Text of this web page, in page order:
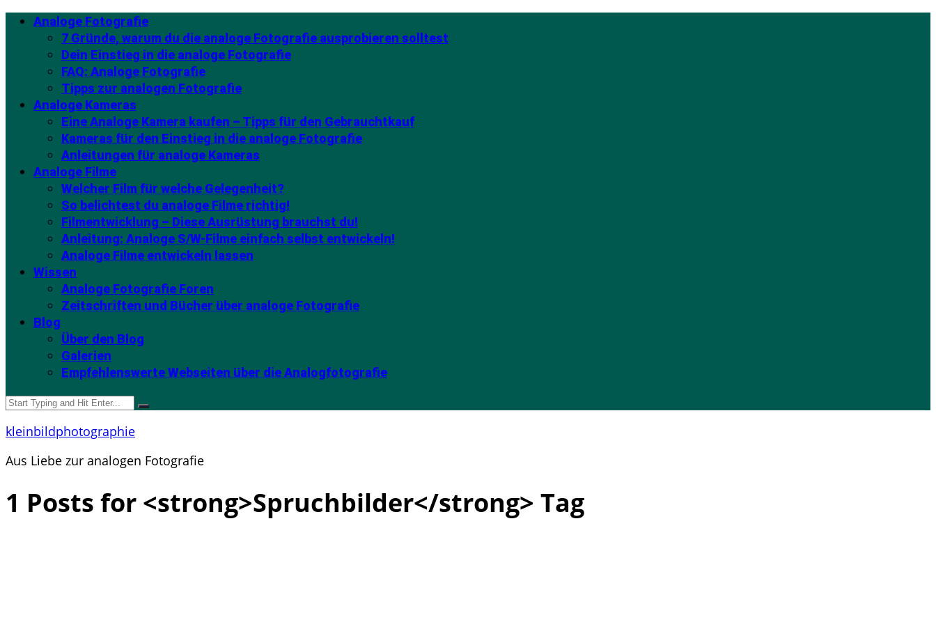
Analoge Fotografie
7 Gründe, warum du die analoge Fotografie ausprobieren solltest
Dein Einstieg in die analoge Fotografie
FAQ: Analoge Fotografie
Tipps zur analogen Fotografie
Analoge Kameras
Eine Analoge Kamera kaufen – Tipps für den Gebrauchtkauf
Kameras für den Einstieg in die analoge Fotografie
Anleitungen für analoge Kameras
Analoge Filme
Welcher Film für welche Gelegenheit?
So belichtest du analoge Filme richtig!
Filmentwicklung – Diese Ausrüstung brauchst du!
Anleitung: Analoge S/W-Filme einfach selbst entwickeln!
Analoge Filme entwickeln lassen
Wissen
Analoge Fotografie Foren
Zeitschriften und Bücher über analoge Fotografie
Blog
Über den Blog
Galerien
Empfehlenswerte Webseiten über die Analogfotografie
kleinbildphotographie
Aus Liebe zur analogen Fotografie
1 Posts for <strong>Spruchbilder</strong> Tag